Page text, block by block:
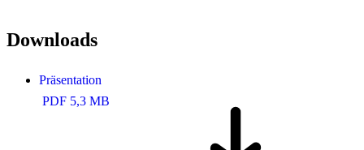
Downloads
Präsentation
PDF 5,3 MB